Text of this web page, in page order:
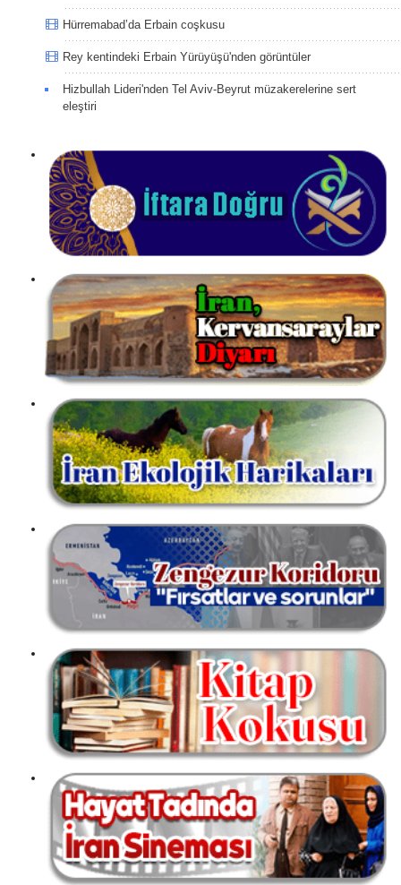
Hürremabad’da Erbain coşkusu
Rey kentindeki Erbain Yürüyüşü'nden görüntüler
Hizbullah Lideri'nden Tel Aviv-Beyrut müzakerelerine sert
eleştiri